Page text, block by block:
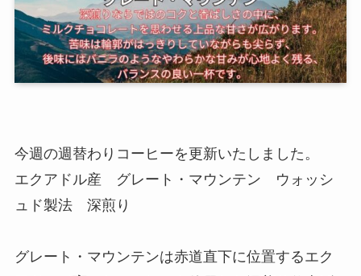
今週の週替わりコーヒーを更新いたしました。
エクアドル産 グレート・マウンテン ウォッシ
ュド製法 深煎り
グレート・マウンテンは赤道直下に位置するエク